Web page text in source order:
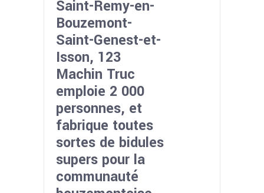
Saint-Remy-en-
Bouzemont-
Saint-Genest-et-
Isson, 123
Machin Truc
emploie 2 000
personnes, et
fabrique toutes
sortes de bidules
supers pour la
communauté